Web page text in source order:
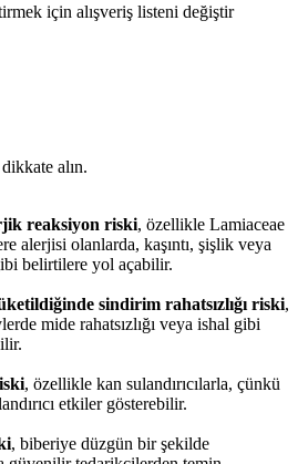
için alışveriş listeni değiştir
alın.
reaksiyon riski, özellikle Lamiaceae
alerjisi olanlarda, kaşıntı, şişlik veya
belirtilere yol açabilir.
sindirim rahatsızlığı riski,
mide rahatsızlığı veya ishal gibi
, özellikle kan sulandırıcılarla, çünkü
etkiler gösterebilir.
, biberiye düzgün bir şekilde